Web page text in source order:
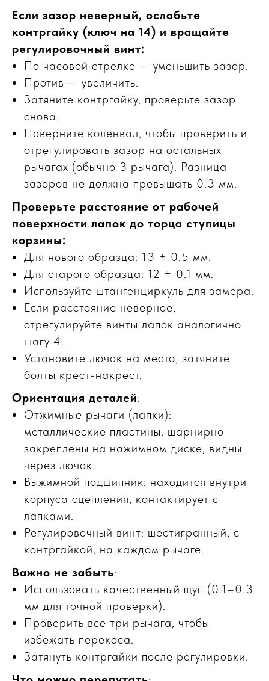
Если зазор неверный, ослабьте
контргайку (ключ на 14) и вращайте
регулировочный винт:
По часовой стрелке — уменьшить зазор.
Против — увеличить.
Затяните контргайку, проверьте зазор
снова.
Поверните коленвал, чтобы проверить и
отрегулировать зазор на остальных
рычагах (обычно 3 рычага). Разница
зазоров не должна превышать 0.3 мм.
Проверьте расстояние от рабочей
поверхности лапок до торца ступицы
корзины:
Для нового образца: 13 ± 0.5 мм.
Для старого образца: 12 ± 0.1 мм.
Используйте штангенциркуль для замера.
Если расстояние неверное,
отрегулируйте винты лапок аналогично
шагу 4.
Установите лючок на место, затяните
болты крест-накрест.
Ориентация деталей:
Отжимные рычаги (лапки):
металлические пластины, шарнирно
закреплены на нажимном диске, видны
через лючок.
Выжимной подшипник: находится внутри
корпуса сцепления, контактирует с
лапками.
Регулировочный винт: шестигранный, с
контргайкой, на каждом рычаге.
Важно не забыть:
Использовать качественный щуп (0.1–0.3
мм для точной проверки).
Проверить все три рычага, чтобы
избежать перекоса.
Затянуть контргайки после регулировки.